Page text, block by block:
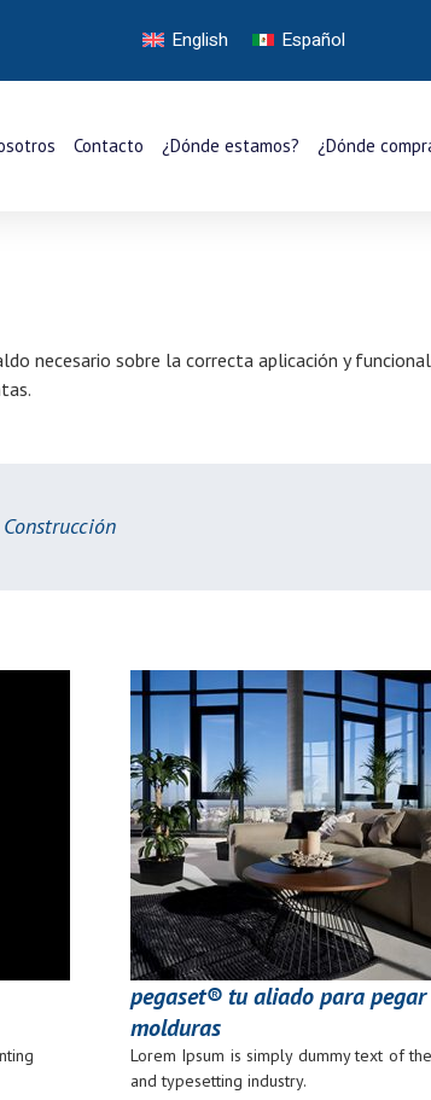
English Español
Contacto ¿Dónde estamos? ¿Dónde
necesario sobre la correcta aplicación y
Construcción
pegaset® tu aliado para pegar
molduras
Lorem Ipsum is simply dummy text of
and typesetting industry.